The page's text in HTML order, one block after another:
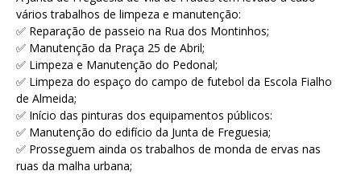
vários trabalhos de limpeza e manutenção:
✅ Reparação de passeio na Rua dos Montinhos;
✅ Manutenção da Praça 25 de Abril;
✅ Limpeza e Manutenção do Pedonal;
✅ Limpeza do espaço do campo de futebol da Escola Fialho
de Almeida;
✅ Início das pinturas dos equipamentos públicos:
✅ Manutenção do edifício da Junta de Freguesia;
✅ Prosseguem ainda os trabalhos de monda de ervas nas
ruas da malha urbana;